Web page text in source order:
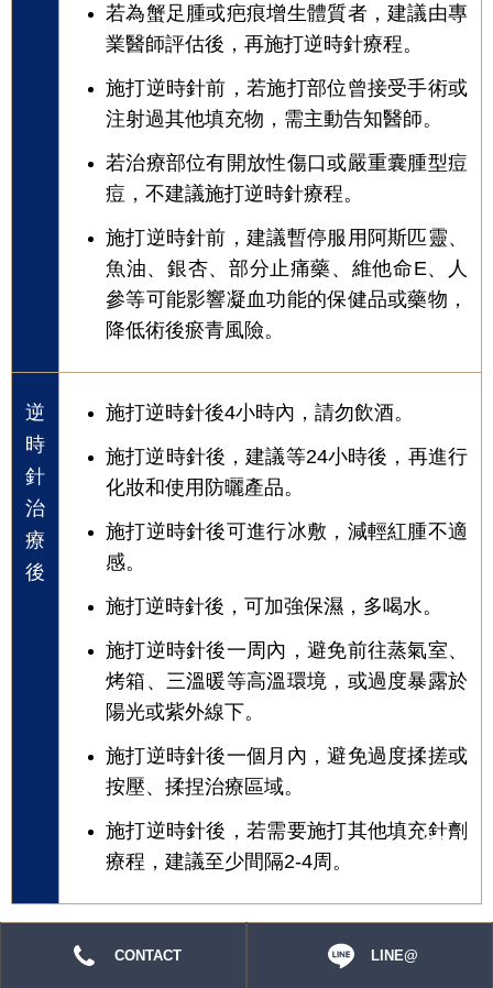
CONTACT LINE@
若為蟹足腫或疤痕增生體質者，建議由專
業醫師評估後，再施打逆時針療程。
施打逆時針前，若施打部位曾接受手術或
注射過其他填充物，需主動告知醫師。
若治療部位有開放性傷口或嚴重囊腫型痘
痘，不建議施打逆時針療程。
施打逆時針前，建議暫停服用阿斯匹靈、
魚油、銀杏、部分止痛藥、維他命E、人
參等可能影響凝血功能的保健品或藥物，
降低術後瘀青風險。
逆
時
針
治
療
後
施打逆時針後4小時內，請勿飲酒。
施打逆時針後，建議等24小時後，再進行
化妝和使用防曬產品。
施打逆時針後可進行冰敷，減輕紅腫不適
感。
施打逆時針後，可加強保濕，多喝水。
施打逆時針後一周內，避免前往蒸氣室、
烤箱、三溫暖等高溫環境，或過度暴露於
陽光或紫外線下。
施打逆時針後一個月內，避免過度揉搓或
按壓、揉捏治療區域。
施打逆時針後，若需要施打其他填充針劑
療程，建議至少間隔2-4周。